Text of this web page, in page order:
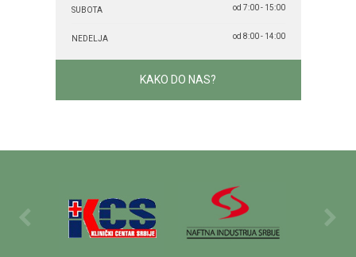
SUBOTA od 7:00 - 15:00
NEDELJA od 8:00 - 14:00
KAKO DO NAS?